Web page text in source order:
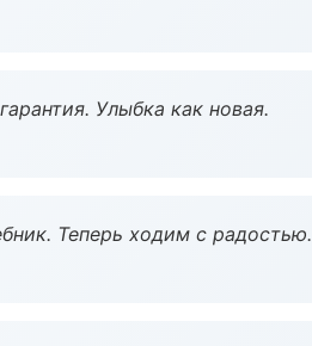
Улыбка как новая.
Теперь ходим с радостью.